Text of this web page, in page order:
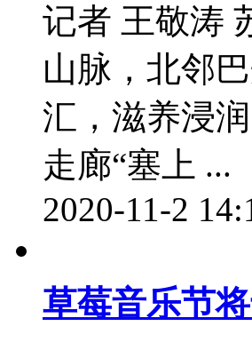
记者 王敬
山脉，北邻
汇，滋养浸
走廊“塞上 ...
2020-11-2
草莓音乐节